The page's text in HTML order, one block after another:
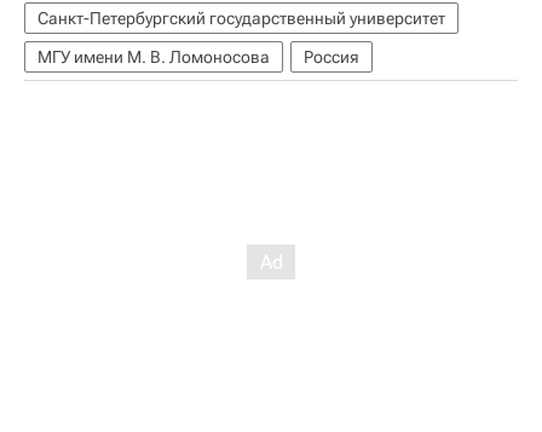
Санкт-Петербургский государственный университет
МГУ имени М. В. Ломоносова
Россия